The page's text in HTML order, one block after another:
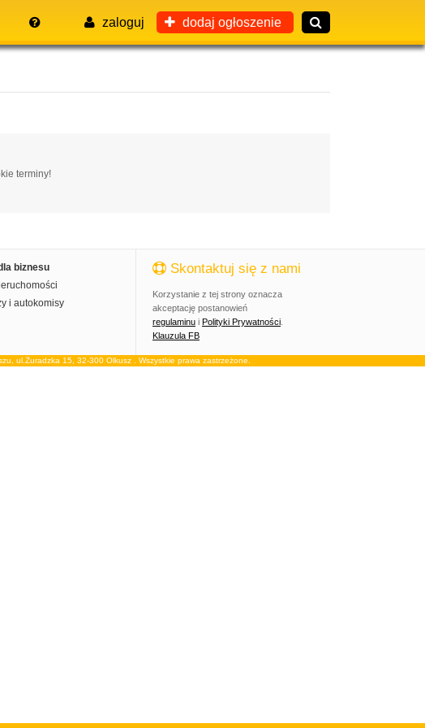
zaloguj dodaj ogłoszenie
terminy!
biznesu
i autokomisy
Skontaktuj się z nami
Korzystanie z tej strony oznacza
akceptację postanowień
regulaminu i Polityki Prywatności
Klauzula FB
ul.Żuradzka 15, 32-300 Olkusz . Wszystkie prawa zastrzeżone.